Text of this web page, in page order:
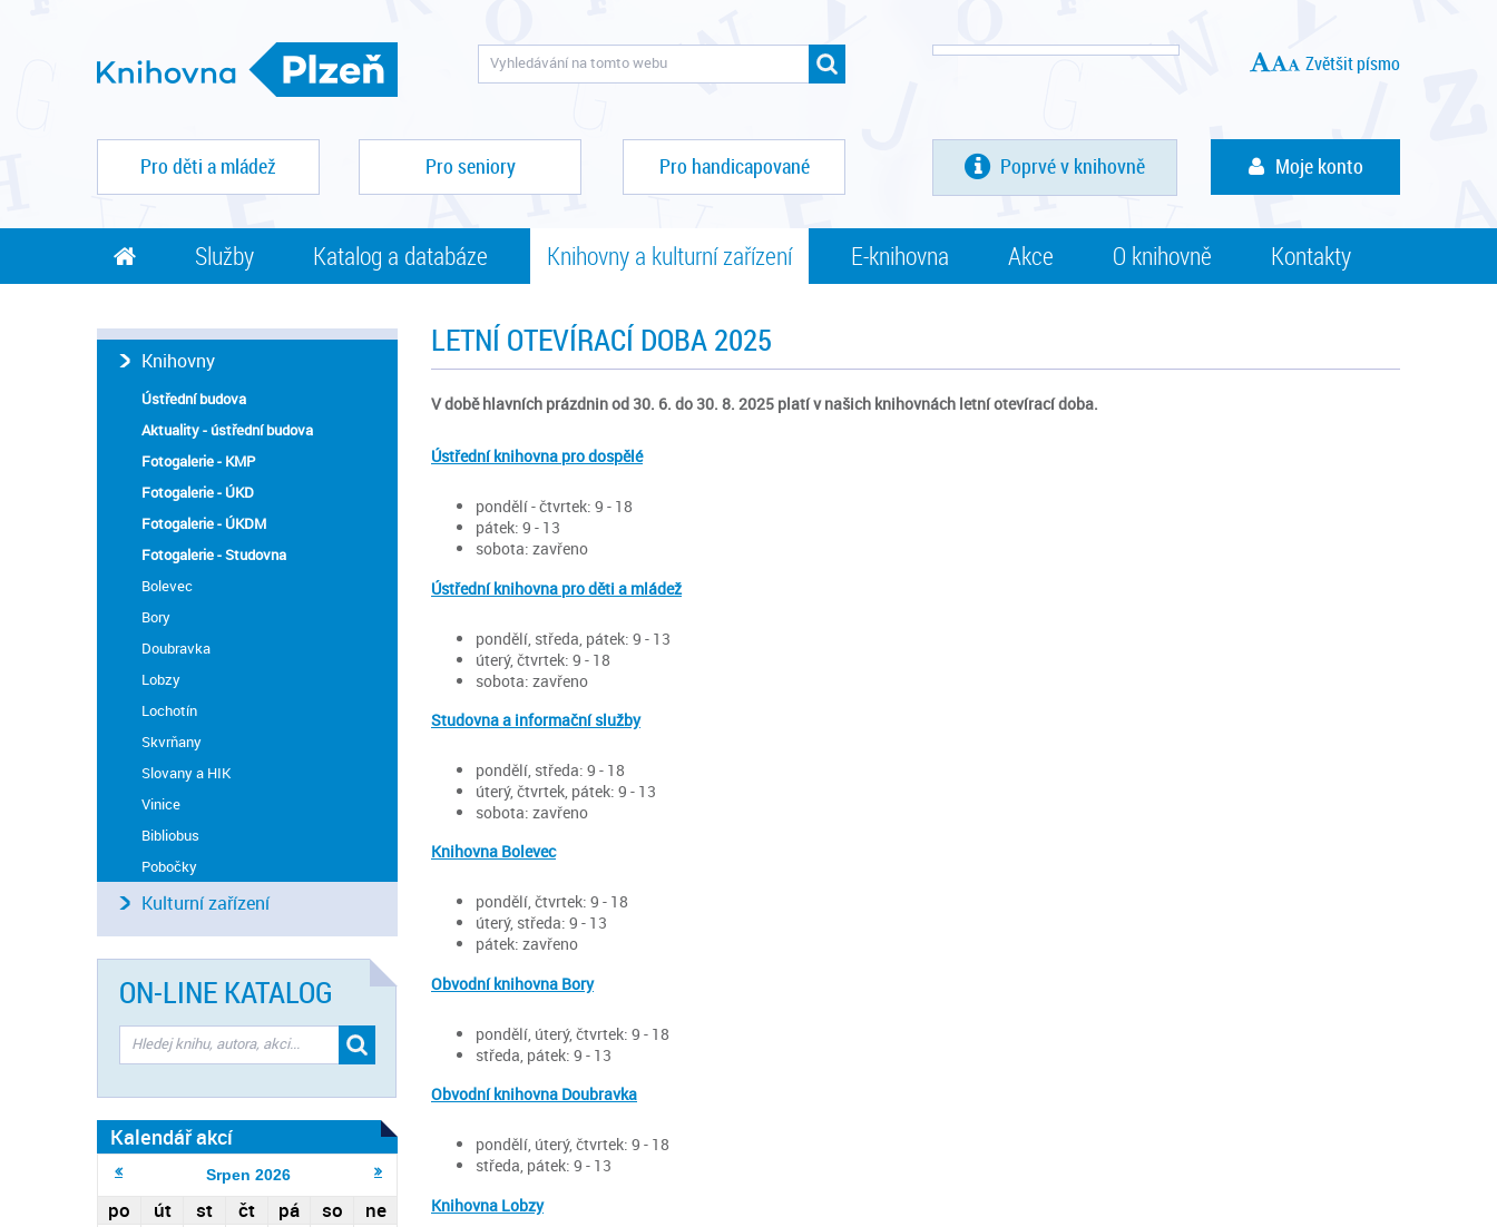
Zvětšit písmo
Pro děti a mládež Pro seniory Pro handicapované Poprvé v knihovně Moje konto
Služby Katalog a databáze Knihovny a kulturní zařízení E-knihovna Akce O knihovně Kontakty
LETNÍ OTEVÍRACÍ DOBA 2025
V době hlavních prázdnin od 30. 6. do 30. 8. 2025 platí v našich knihovnách letní otevírací doba.
Ústřední knihovna pro dospělé
pondělí - čtvrtek: 9 - 18
pátek: 9 - 13
sobota: zavřeno
Ústřední knihovna pro děti a mládež
pondělí, středa, pátek: 9 - 13
úterý, čtvrtek: 9 - 18
sobota: zavřeno
Studovna a informační služby
pondělí, středa: 9 - 18
úterý, čtvrtek, pátek: 9 - 13
sobota: zavřeno
Knihovna Bolevec
pondělí, čtvrtek: 9 - 18
úterý, středa: 9 - 13
pátek: zavřeno
Obvodní knihovna Bory
pondělí, úterý, čtvrtek: 9 - 18
středa, pátek: 9 - 13
Obvodní knihovna Doubravka
pondělí, úterý, čtvrtek: 9 - 18
středa, pátek: 9 - 13
Knihovna Lobzy
Knihovny
Ústřední budova
Aktuality - ústřední budova
Fotogalerie - KMP
Fotogalerie - ÚKD
Fotogalerie - ÚKDM
Fotogalerie - Studovna
Bolevec
Bory
Doubravka
Lobzy
Lochotín
Skvrňany
Slovany a HIK
Vinice
Bibliobus
Pobočky
Kulturní zařízení
ON-LINE KATALOG
Kalendář akcí
Srpen 2026
po út st čt pá so ne